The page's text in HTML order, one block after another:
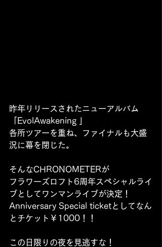
昨年リリースされたニューアルバム
「EvolAwakening 」
各所ツアーを重ね、ファイナルも大盛
況に幕を閉じた。
そんなCHRONOMETERが
フラワーズロフト6周年スペシャルライ
ブとしてワンマンライブが決定！
Anniversary Special ticketとしてなん
とチケット￥1000！！
この日限りの夜を見逃すな！